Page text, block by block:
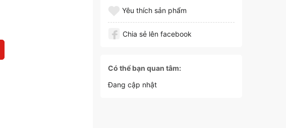
Yêu thích sản phẩm
Chia sẻ lên facebook
Có thể bạn quan tâm:
Đang cập nhật